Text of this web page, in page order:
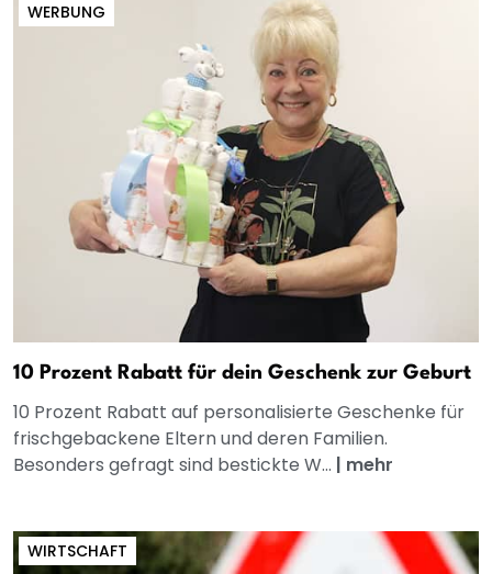
WERBUNG
10 Prozent Rabatt für dein Geschenk zur Geburt
10 Prozent Rabatt auf personalisierte Geschenke für
frischgebackene Eltern und deren Familien.
Besonders gefragt sind bestickte W... | mehr
WIRTSCHAFT